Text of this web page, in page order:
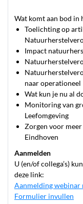
Wat komt aan bod in
Toelichting op
Impact
naar operationeel
Wat kun je nu al
Monitoring van
Leefomgeving
Zorgen voor meer
Eindhoven
Aanmelden
U (en/of collega’s)
deze link:
Aanmelding
Formulier invullen